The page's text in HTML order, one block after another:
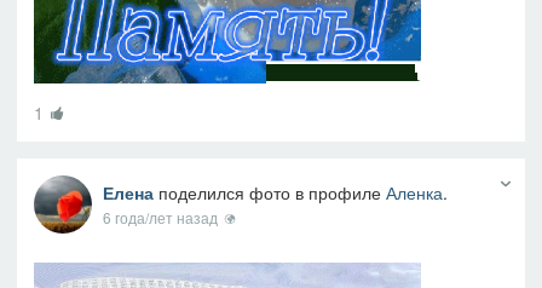
1
Еленаподелился фото в профиле Аленка.
6 года/лет назад